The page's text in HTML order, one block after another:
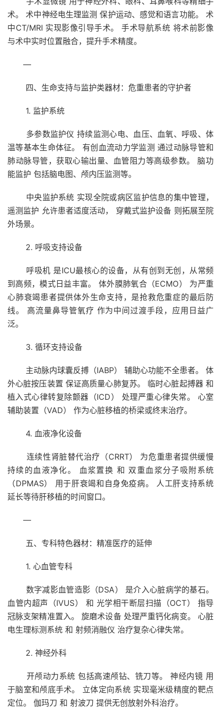
术。 术中神经电生理监测 保护运动、感觉和语言功能。 术
中CT/MRI 实现影像引导手术。 手术导航系统 将术前影像
与术中实时位置融合，提升手术精度。
—
四、生命支持与监护类器材：危重患者的守护者
1. 监护系统
多参数监护仪 持续监测心电、血压、血氧、呼吸、体
温等基本生命体征。 有创血流动力学监测 通过动脉导管和
肺动脉导管，获取心输出量、血管阻力等高级参数。 脑功
能监护 包括脑电图、颅内压监测等。
中央监护系统 实现全院或病区监护信息的集中管理，
遥测监护 允许患者适度活动， 穿戴式监护设备 则拓展至院
外场景。
2. 呼吸支持设备
呼吸机 是ICU最核心的设备，从有创到无创，从常频
到高频，模式日益丰富。 体外膜肺氧合（ECMO） 为严重
心肺衰竭患者提供体外生命支持，是抢救危重症的最后防
线。 高流量鼻导管氧疗 作为中间过渡手段，应用日益广
泛。
3. 循环支持设备
主动脉内球囊反搏（IABP） 辅助心功能不全患者。 体
外心脏按压装置 保证高质量心肺复苏。 临时心脏起搏器 和
植入式心律转复除颤器（ICD） 处理严重心律失常。 心室
辅助装置（VAD） 作为心脏移植的桥梁或终末治疗。
4. 血液净化设备
连续性肾脏替代治疗（CRRT） 为危重患者提供缓慢
持续的血液净化。 血浆置换 和 双重血浆分子吸附系统
（DPMAS） 用于肝衰竭和自身免疫病。 人工肝支持系统
延长等待肝移植的时间窗口。
—
五、专科特色器材：精准医疗的延伸
1. 心血管专科
数字减影血管造影（DSA） 是介入心脏病学的基石。
血管内超声（IVUS） 和 光学相干断层扫描（OCT） 指导
冠脉支架精准置入。 旋磨术设备 处理严重钙化病变。 心脏
电生理标测系统 和 射频消融仪 治疗复杂心律失常。
2. 神经外科
开颅动力系统 包括高速颅钻、铣刀等。 神经内镜 用
于脑室和颅底手术。 立体定向系统 实现毫米级精度的靶点
定位。 伽玛刀 和 射波刀 提供无创放射外科治疗。